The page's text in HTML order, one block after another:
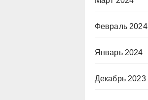
Февраль 2024
Январь 2024
Декабрь 2023